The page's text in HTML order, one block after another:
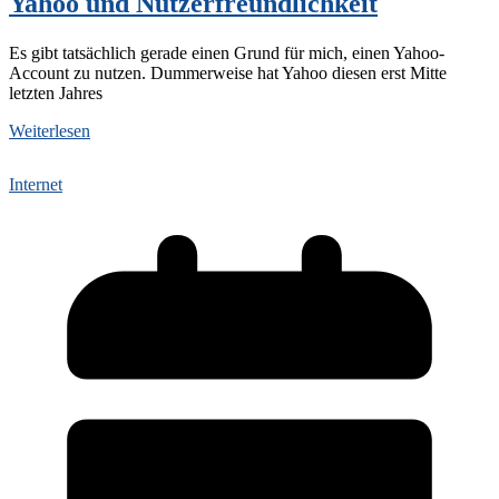
Es gibt tatsächlich gerade einen Grund für mich, einen Yahoo-
Account zu nutzen. Dummerweise hat Yahoo diesen erst Mitte
letzten Jahres
Weiterlesen
Internet